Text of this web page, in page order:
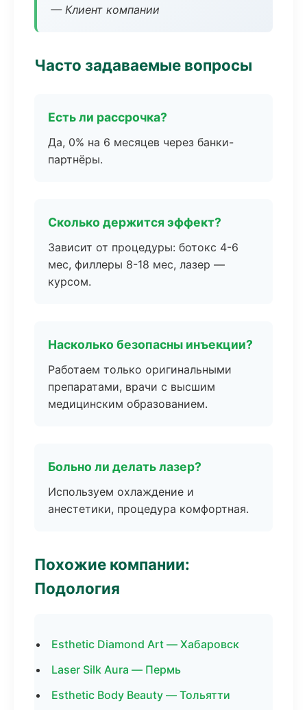
— Клиент компании
Часто задаваемые вопросы
Есть ли рассрочка?
Да, 0% на 6 месяцев через банки-
партнёры.
Сколько держится эффект?
Зависит от процедуры: ботокс 4-6
мес, филлеры 8-18 мес, лазер —
курсом.
Насколько безопасны инъекции?
Работаем только оригинальными
препаратами, врачи с высшим
медицинским образованием.
Больно ли делать лазер?
Используем охлаждение и
анестетики, процедура комфортная.
Похожие компании:
Подология
Esthetic Diamond Art — Хабаровск
Laser Silk Aura — Пермь
Esthetic Body Beauty — Тольятти